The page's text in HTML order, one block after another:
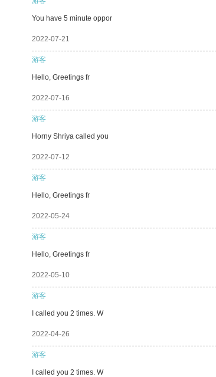
You have 5 minute oppor
2022-07-21
游客
Hello, Greetings fr
2022-07-16
游客
Horny Shriya called you
2022-07-12
游客
Hello, Greetings fr
2022-05-24
游客
Hello, Greetings fr
2022-05-10
游客
I called you 2 times. W
2022-04-26
游客
I called you 2 times. W